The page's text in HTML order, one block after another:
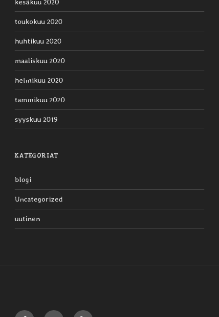
kesäkuu 2020
toukokuu 2020
huhtikuu 2020
maaliskuu 2020
helmikuu 2020
tammikuu 2020
syyskuu 2019
KATEGORIAT
blogi
Uncategorized
uutinen